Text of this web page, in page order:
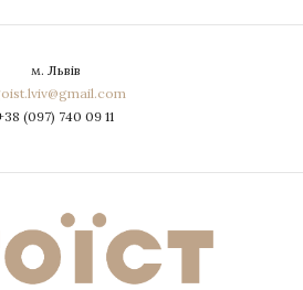
м. Львів
(097) 740 09 11